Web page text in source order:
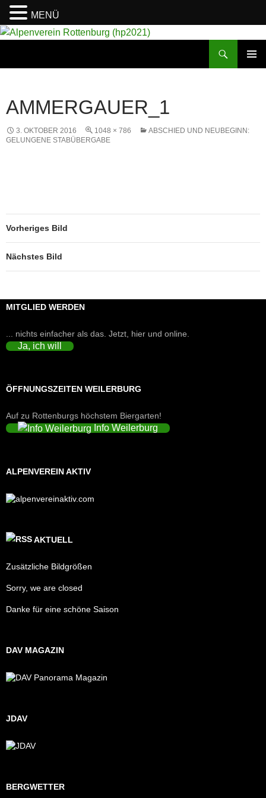
AMMERGAUER_1
3. OKTOBER 2016 1048 × 786
ABSCHIED UND NEUBEGINN:
GELUNGENE STABÜBERGABE
Vorheriges Bild
Nächstes Bild
MITGLIED WERDEN
... nichts einfacher als das. Jetzt, hier und online.
Ja, ich will
ÖFFNUNGSZEITEN WEILERBURG
Auf zu Rottenburgs höchstem Biergarten!
Info Weilerburg
ALPENVEREIN AKTIV
AKTUELL
Zusätzliche Bildgrößen
Sorry, we are closed
Danke für eine schöne Saison
DAV MAGAZIN
JDAV
BERGWETTER
MENÜ